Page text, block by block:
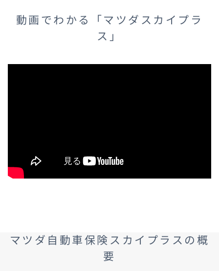
動画でわかる「マツダスカイプラ
ス」
マツダ自動車保険スカイプラスの概
要